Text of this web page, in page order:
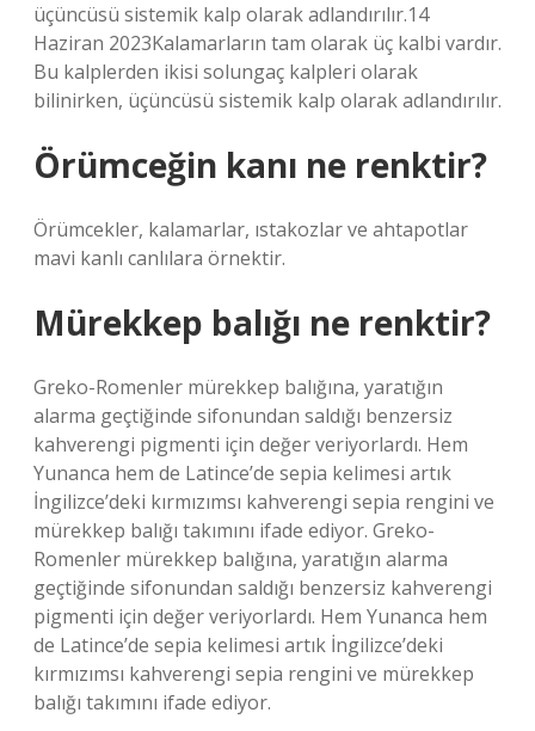
üçüncüsü sistemik kalp olarak adlandırılır.14
Haziran 2023Kalamarların tam olarak üç kalbi vardır.
Bu kalplerden ikisi solungaç kalpleri olarak
bilinirken, üçüncüsü sistemik kalp olarak adlandırılır.
Örümceğin kanı ne renktir?
Örümcekler, kalamarlar, ıstakozlar ve ahtapotlar
mavi kanlı canlılara örnektir.
Mürekkep balığı ne renktir?
Greko-Romenler mürekkep balığına, yaratığın
alarma geçtiğinde sifonundan saldığı benzersiz
kahverengi pigmenti için değer veriyorlardı. Hem
Yunanca hem de Latince’de sepia kelimesi artık
İngilizce’deki kırmızımsı kahverengi sepia rengini ve
mürekkep balığı takımını ifade ediyor. Greko-
Romenler mürekkep balığına, yaratığın alarma
geçtiğinde sifonundan saldığı benzersiz kahverengi
pigmenti için değer veriyorlardı. Hem Yunanca hem
de Latince’de sepia kelimesi artık İngilizce’deki
kırmızımsı kahverengi sepia rengini ve mürekkep
balığı takımını ifade ediyor.